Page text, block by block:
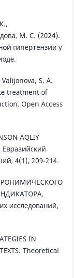
М. С. (2024).
гипертензии у
S. A.
treatment of
Open Access
AQLIY
Евразийский
4(1), 209-214.
исследований,
IN
Theoretical